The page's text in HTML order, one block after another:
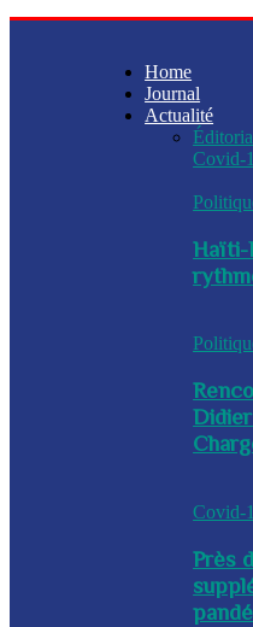
Home
Journal
Actualité
Covid-
Haïti-
Covid-
Près